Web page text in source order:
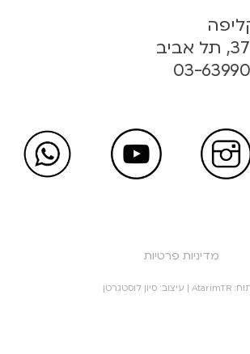
03-
מדיניות פרטיות
AtarimTR | עיצוב:סיון לוסטגרטן